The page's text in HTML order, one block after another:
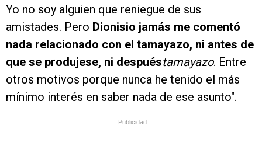
Yo no soy alguien que reniegue de sus
amistades. Pero Dionisio jamás me comentó
nada relacionado con el tamayazo, ni antes de
que se produjese, ni despuéstamayazo. Entre
otros motivos porque nunca he tenido el más
mínimo interés en saber nada de ese asunto".
Publicidad